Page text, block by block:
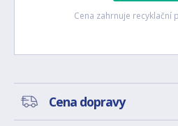
Cena zahrnuje recyklační
Cena dopravy